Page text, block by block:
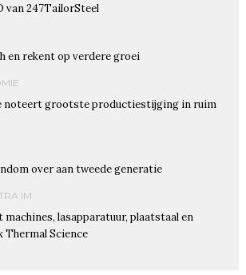
van 247TailorSteel
en rekent op verdere groei
noteert grootste productiestijging in ruim
over aan tweede generatie
IM
lasapparatuur, plaatstaal en
Thermal Science